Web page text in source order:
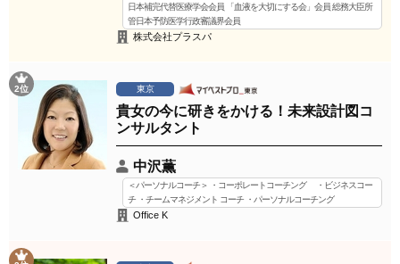
日本補完代替医療学会会員 「血液を大切にする会」会員 総務大臣所
管日本予防医学行政審議界会員
株式会社プラスパ
2位 東京
貴女の今に研きをかける！未来設計図コ
ンサルタント
中沢薫
＜パーソナルコーチ＞ ・コーポレートコーチング ・ビジネスコー
チ ・チームマネジメント コーチ ・パーソナルコーチング
Office K